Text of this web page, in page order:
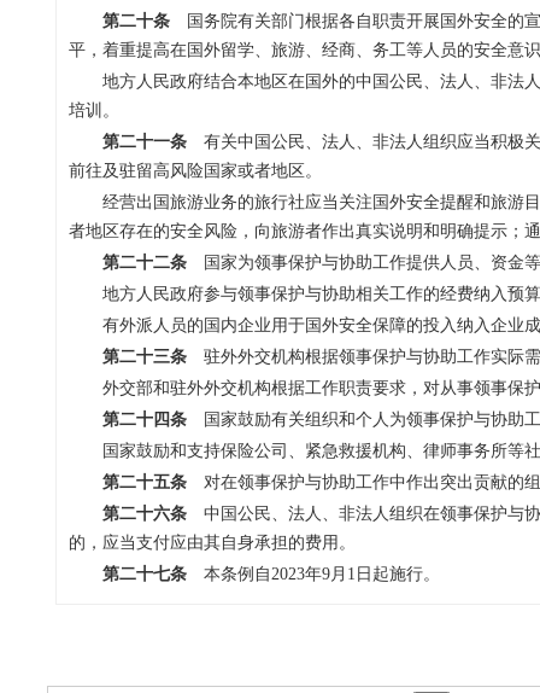
第二十条国务院有关部门根据各自职责开展国外安全的
平，着重提高在国外留学、旅游、经商、务工等人员的安全意
地方人民政府结合本地区在国外的中国公民、法人、非法
培训。
第二十一条有关中国公民、法人、非法人组织应当积极
前往及驻留高风险国家或者地区。
经营出国旅游业务的旅行社应当关注国外安全提醒和旅游
者地区存在的安全风险，向旅游者作出真实说明和明确提示；
第二十二条国家为领事保护与协助工作提供人员、资金
地方人民政府参与领事保护与协助相关工作的经费纳入预
有外派人员的国内企业用于国外安全保障的投入纳入企业
第二十三条驻外外交机构根据领事保护与协助工作实际
外交部和驻外外交机构根据工作职责要求，对从事领事保
第二十四条国家鼓励有关组织和个人为领事保护与协助
国家鼓励和支持保险公司、紧急救援机构、律师事务所等
第二十五条对在领事保护与协助工作中作出突出贡献的
第二十六条中国公民、法人、非法人组织在领事保护与
的，应当支付应由其自身承担的费用。
第二十七条本条例自2023年9月1日起施行。